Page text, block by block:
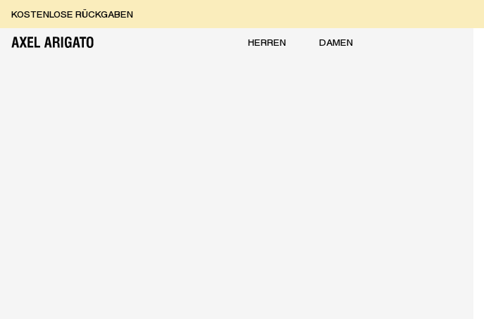
Zum Inhalt springen
KOSTENLOSE RÜCKGABEN
KOSTENLOSE EXPRESSLIEFERUNG
HERREN
DAMEN